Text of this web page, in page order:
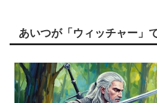
あいつが「ウィッチャー」